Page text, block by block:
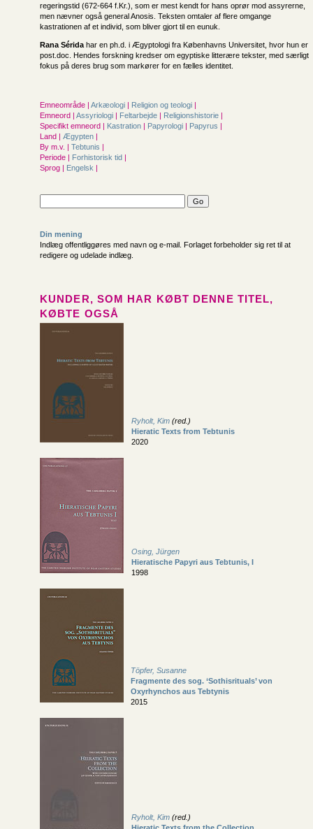
regeringstid (672-664 f.Kr.), som er mest kendt for hans oprør mod assyrerne,
men nævner også general Anosis. Teksten omtaler af flere omgange
kastrationen af et individ, som bliver gjort til en eunuk.
Rana Sérida har en ph.d. i Ægyptologi fra Københavns Universitet, hvor hun er
post.doc. Hendes forskning kredser om egyptiske litterære tekster, med særligt
fokus på deres brug som markører for en fælles identitet.
Emneområde | Arkæologi | Religion og teologi |
Emneord | Assyriologi | Feltarbejde | Religionshistorie |
Specifikt emneord | Kastration | Papyrologi | Papyrus |
Land | Ægypten |
By m.v. | Tebtunis |
Periode | Forhistorisk tid |
Sprog | Engelsk |
Din mening
Indlæg offentliggøres med navn og e-mail. Forlaget forbeholder sig ret til at
redigere og udelade indlæg.
KUNDER, SOM HAR KØBT DENNE TITEL,
KØBTE OGSÅ
Ryholt, Kim (red.)
Hieratic Texts from Tebtunis
2020
Osing, Jürgen
Hieratische Papyri aus Tebtunis, I
1998
Töpfer, Susanne
Fragmente des sog. ‘Sothisrituals’ von
Oxyrhynchos aus Tebtynis
2015
Ryholt, Kim (red.)